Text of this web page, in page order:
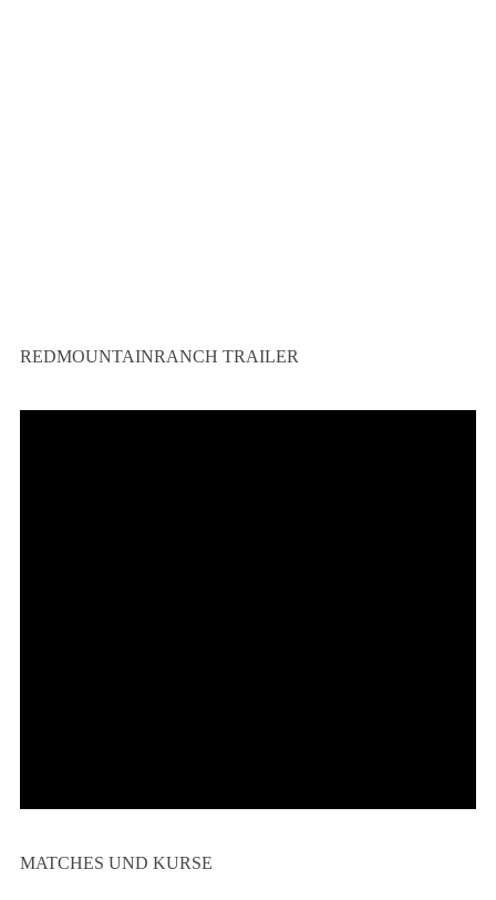
REDMOUNTAINRANCH TRAILER
MATCHES UND KURSE